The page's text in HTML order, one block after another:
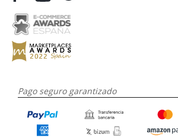
Pago seguro garantizado